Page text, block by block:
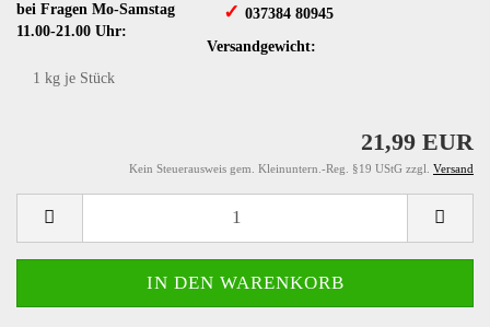
bei Fragen Mo-Samstag
11.00-21.00 Uhr:
✓ ​ 037384 80945
Versandgewicht:
1 kg je Stück
21,99 EUR
Kein Steuerausweis gem. Kleinuntern.-Reg. §19 UStG zzgl. Versand